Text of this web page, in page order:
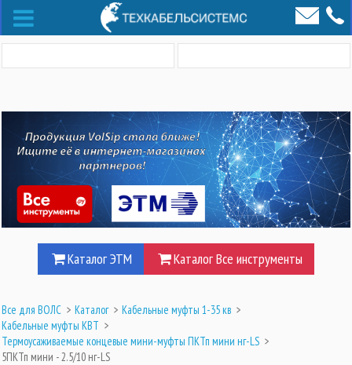
Каталог ЭТМ Каталог Все инструменты
Все для ВОЛС > Каталог > Кабельные муфты 1-35 кв >
Кабельные муфты КВТ >
Термоусаживаемые концевые мини-муфты ПКТп мини нг-LS >
5ПКТп мини - 2.5/10 нг-LS